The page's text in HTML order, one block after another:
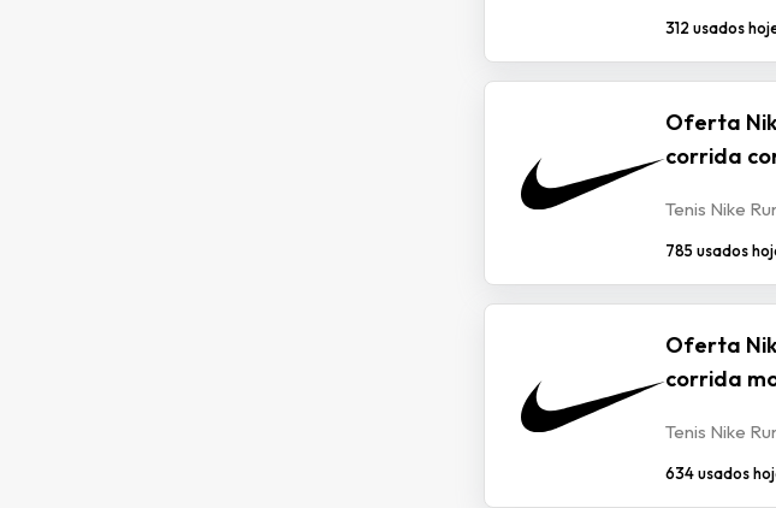
312 usados
Oferta
corrida
Tenis Nike
785 usados
Oferta
corrida
Tenis Nike
634 usados